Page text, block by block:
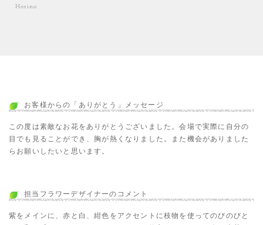
Horino
お客様からの「ありがとう」メッセージ
この度は素敵なお花をありがとうございました。会場で実際に自分の
目でも見ることができ、胸が熱くなりました。また機会がありました
らお願いしたいと思います。
担当フラワーデザイナーのコメント
紫をメインに、赤と白、紺色をアクセントに枝物を使ってのびのびと